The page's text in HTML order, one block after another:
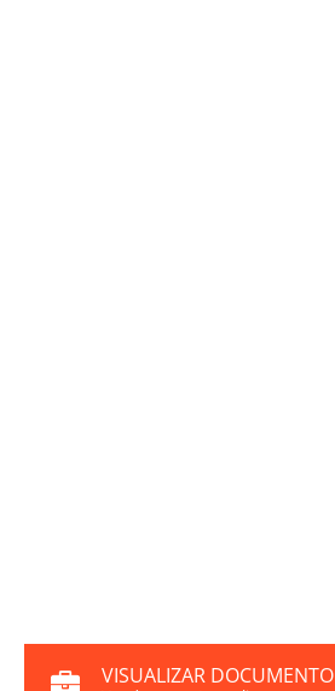
VISUALIZAR DOCUMENTO